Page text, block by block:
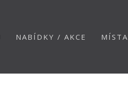
NABÍDKY / AKCE MÍSTA